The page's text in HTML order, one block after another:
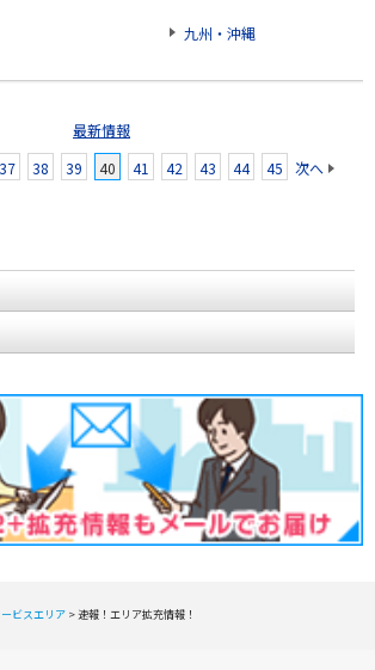
九州・沖縄
最新情報
37 38 39 40 41 42 43 44 45 次へ
ビスエリア 速報！エリア拡充情報！